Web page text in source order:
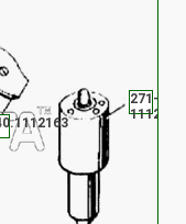
271-
1112001